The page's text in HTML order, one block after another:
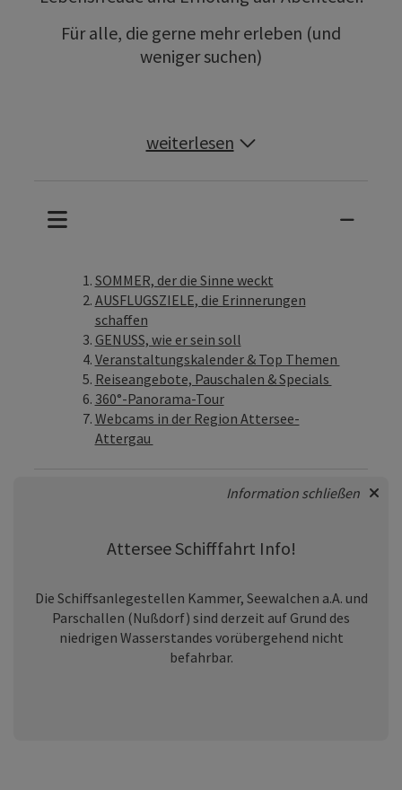
Für alle, die gerne mehr erleben (und
weniger suchen)
weiterlesen
SOMMER, der die Sinne weckt
AUSFLUGSZIELE, die Erinnerungen
schaffen
GENUSS, wie er sein soll
Veranstaltungskalender & Top Themen
Reiseangebote, Pauschalen & Specials
360°-Panorama-Tour
Webcams in der Region Attersee-
Attergau
Information schließen
Attersee Schifffahrt Info!
Die Schiffsanlegestellen Kammer, Seewalchen a.A. und
Parschallen (Nußdorf) sind derzeit auf Grund des
niedrigen Wasserstandes vorübergehend nicht
befahrbar.